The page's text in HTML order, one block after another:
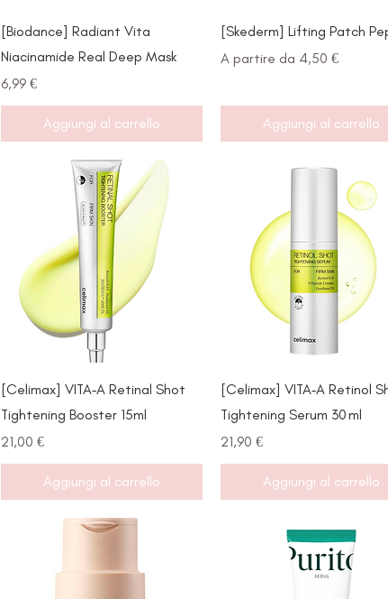
Vista rapida
[Biodance] Radiant Vita
Niacinamide Real Deep Mask
Prezzo
6,99 €
Aggiungi al carrello
Vista rapida
[Skederm] Lifting Patch
A partire da 4,50 €
Prezzo scontato
Aggiungi al carrello
Vista rapida
[Celimax] VITA‑A Retinal Shot
Tightening Booster 15ml
Prezzo
21,00 €
Aggiungi al carrello
Vista rapida
[Celimax] VITA‑A Retinol
Tightening Serum 30 ml
Prezzo
21,90 €
Aggiungi al carrello